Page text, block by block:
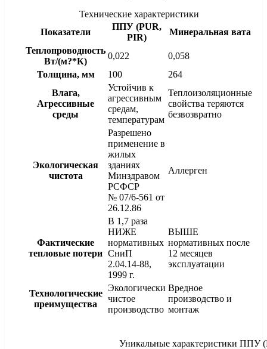
Технические характеристики
Показатели
ППУ (PUR,
PIR)
Минеральная вата
Теплопроводность
Вт/(м?*К)
0,022
0,058
Толщина, мм
100
264
Влага,
Агрессивные
среды
Устойчив к
агрессивным
средам,
температурам
Теплоизоляционные
свойства теряются
безвозвратно
Экологическая
чистота
Разрешено
применение в
жилых
зданиях
Минздравом
РСФСР
№ 07/6-561 от
26.12.86
Аллерген
Фактические
тепловые потери
В 1,7 раза
НИЖЕ
нормативных
СниП
2.04.14-88,
1999 г.
ВЫШЕ
нормативных после
12 месяцев
эксплуатации
Технологические
преимущества
Экологически
чистое
производство
Вредное
производство и
монтаж
Уникальные характеристики ППУ